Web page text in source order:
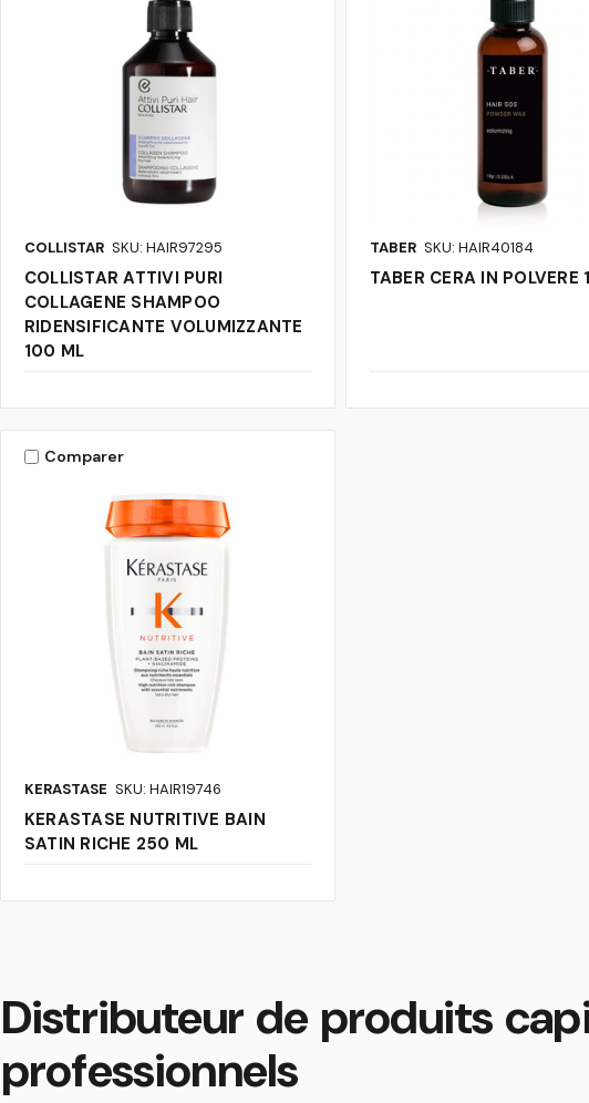
COLLISTAR SKU: HAIR97295
COLLISTAR ATTIVI PURI
COLLAGENE SHAMPOO
RIDENSIFICANTE VOLUMIZZANTE
100 ML
TABER SKU: HAIR40184
TABER CERA IN POLVERE
Comparer
KERASTASE SKU: HAIR19746
KERASTASE NUTRITIVE BAIN
SATIN RICHE 250 ML
Distributeur de produits
professionnels